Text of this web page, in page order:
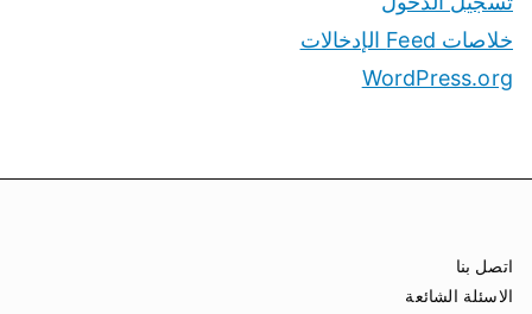
خلاصات Feed الإدخالات
WordPress.org
اتصل بنا
الاسئلة الشائعة